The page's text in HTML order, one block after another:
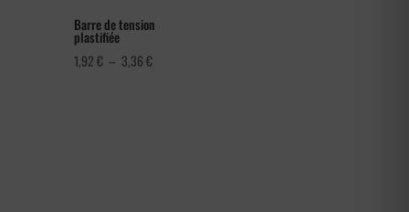
Barre de tension
plastifiée
1,92€ – 3,36€Plage